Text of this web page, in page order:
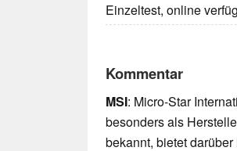
Einzeltest, online
Kommentar
MSI: Micro-Star
besonders als
bekannt, bietet